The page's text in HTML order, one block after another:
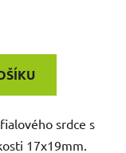
srdce s
17x19mm.